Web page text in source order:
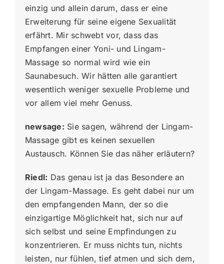
einzig und allein darum, dass er eine
Erweiterung für seine eigene Sexualität
erfährt. Mir schwebt vor, dass das
Empfangen einer Yoni- und Lingam-
Massage so normal wird wie ein
Saunabesuch. Wir hätten alle garantiert
wesentlich weniger sexuelle Probleme und
vor allem viel mehr Genuss.
newsage: Sie sagen, während der Lingam-
Massage gibt es keinen sexuellen
Austausch. Können Sie das näher erläutern?
Riedl: Das genau ist ja das Besondere an
der Lingam-Massage. Es geht dabei nur um
den empfangenden Mann, der so die
einzigartige Möglichkeit hat, sich nur auf
sich selbst und seine Empfindungen zu
konzentrieren. Er muss nichts tun, nichts
leisten, nur fühlen, tief atmen und sich dem,